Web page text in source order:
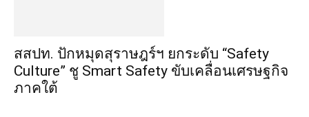
สสปท. ปักหมุดสุราษฎร์ฯ ยกระดับ “Safety
Culture” ชู Smart Safety ขับเคลื่อนเศรษฐกิจ
ภาคใต้